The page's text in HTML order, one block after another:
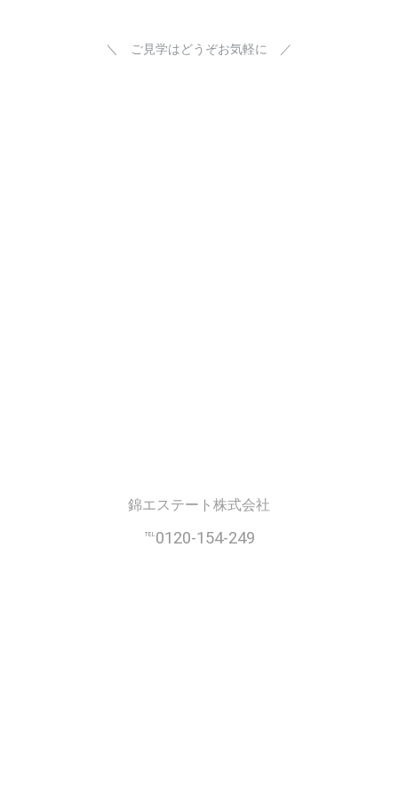
＼ ご見学はどうぞお気軽に ／
錦エステート株式会社
℡0120-154-249